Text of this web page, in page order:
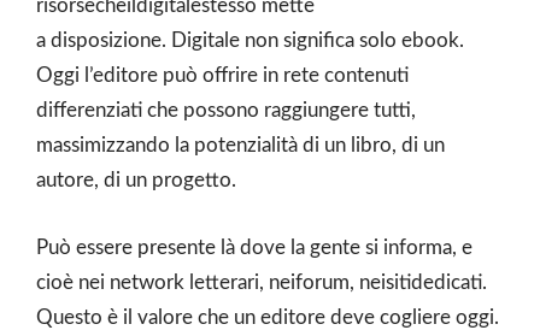
risorsecheildigitalestesso mette
a disposizione. Digitale non significa solo ebook.
Oggi l’editore può offrire in rete contenuti
differenziati che possono raggiungere tutti,
massimizzando la potenzialità di un libro, di un
autore, di un progetto.
Può essere presente là dove la gente si informa, e
cioè nei network letterari, neiforum, neisitidedicati.
Questo è il valore che un editore deve cogliere oggi.